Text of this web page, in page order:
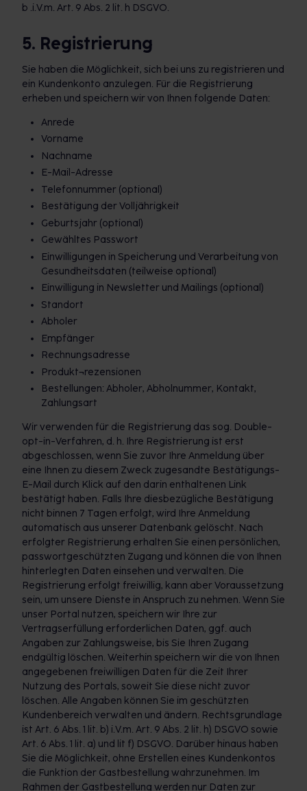
b .i.V.m. Art. 9 Abs. 2 lit. h DSGVO.
5. Registrierung
Sie haben die Möglichkeit, sich bei uns zu registrieren und
ein Kundenkonto anzulegen. Für die Registrierung
erheben und speichern wir von Ihnen folgende Daten:
Anrede
Vorname
Nachname
E-Mail-Adresse
Telefonnummer (optional)
Bestätigung der Volljährigkeit
Geburtsjahr (optional)
Gewähltes Passwort
Einwilligungen in Speicherung und Verarbeitung von
Gesundheitsdaten (teilweise optional)
Einwilligung in Newsletter und Mailings (optional)
Standort
Abholer
Empfänger
Rechnungsadresse
Produkt¬rezensionen
Bestellungen: Abholer, Abholnummer, Kontakt,
Zahlungsart
Wir verwenden für die Registrierung das sog. Double-
opt-in-Verfahren, d. h. Ihre Registrierung ist erst
abgeschlossen, wenn Sie zuvor Ihre Anmeldung über
eine Ihnen zu diesem Zweck zugesandte Bestätigungs-
E-Mail durch Klick auf den darin enthaltenen Link
bestätigt haben. Falls Ihre diesbezügliche Bestätigung
nicht binnen 7 Tagen erfolgt, wird Ihre Anmeldung
automatisch aus unserer Datenbank gelöscht. Nach
erfolgter Registrierung erhalten Sie einen persönlichen,
passwortgeschützten Zugang und können die von Ihnen
hinterlegten Daten einsehen und verwalten. Die
Registrierung erfolgt freiwillig, kann aber Voraussetzung
sein, um unsere Dienste in Anspruch zu nehmen. Wenn Sie
unser Portal nutzen, speichern wir Ihre zur
Vertragserfüllung erforderlichen Daten, ggf. auch
Angaben zur Zahlungsweise, bis Sie Ihren Zugang
endgültig löschen. Weiterhin speichern wir die von Ihnen
angegebenen freiwilligen Daten für die Zeit Ihrer
Nutzung des Portals, soweit Sie diese nicht zuvor
löschen. Alle Angaben können Sie im geschützten
Kundenbereich verwalten und ändern. Rechtsgrundlage
ist Art. 6 Abs. 1 lit. b) i.V.m. Art. 9 Abs. 2 lit. h) DSGVO sowie
Art. 6 Abs. 1 lit. a) und lit f) DSGVO. Darüber hinaus haben
Sie die Möglichkeit, ohne Erstellen eines Kundenkontos
die Funktion der Gastbestellung wahrzunehmen. Im
Rahmen der Gastbestellung werden nur Daten zur